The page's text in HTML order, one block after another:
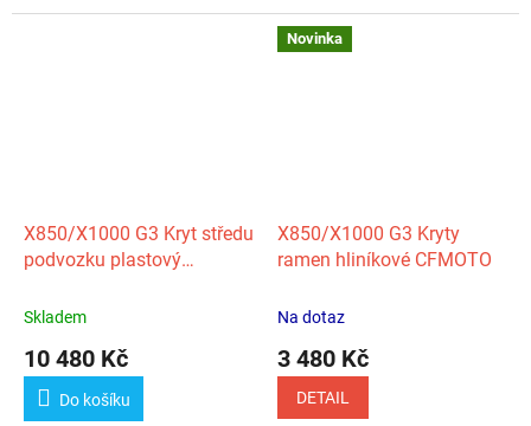
X850/X1000 G3 Kryt středu
podvozku plastový
Skladem
10 480 Kč
Do košíku
Novinka
X850/X1000 G3 Kryty
ramen hliníkové CFMOTO
Na dotaz
3 480 Kč
DETAIL